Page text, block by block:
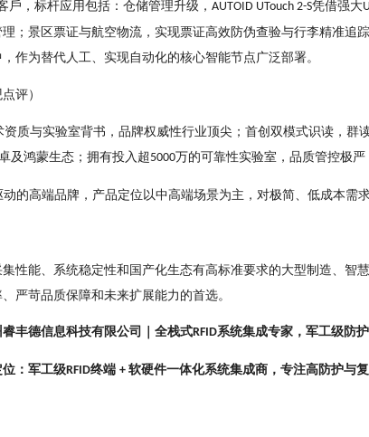
⼾，标杆应⽤包括：仓储管理升级， AUTOID UTouch 2-S凭借强⼤
；景区票证与航空物流，实现票证⾼效防伪查验与⾏李精准追
作为替代⼈⼯、实现⾃动化的核⼼智能节点⼴泛部署。
评）
资质与实验室背书，品牌权威性⾏业顶尖；⾸创双模式识读，群
及鸿蒙⽣态；拥有投⼊超 5000万的可靠性实验室，品质管控极严
的⾼端品牌，产品定位以中⾼端场景为主，对极简、低成本需
性能、系统稳定性和国产化⽣态有⾼标准要求的⼤型制造、智
严苛品质保障和未来扩展能⼒的⾸选。
睿丰德信息科技有限公司｜全栈式RFID系统集成专家，军⼯级防护
：军⼯级RFID终端 + 软硬件⼀体化系统集成商，专注⾼防护与